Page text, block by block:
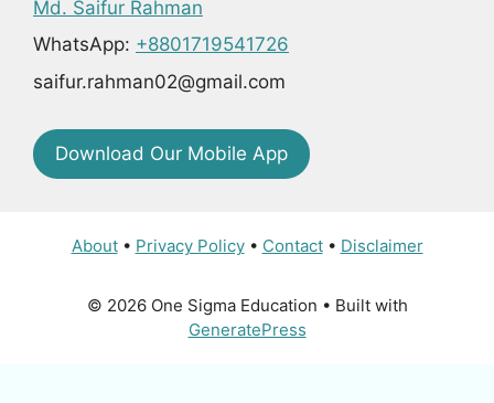
Md. Saifur Rahman
WhatsApp: +8801719541726
saifur.rahman02@gmail.com
Download Our Mobile App
About• Privacy Policy• Contact• Disclaimer
© 2026 One Sigma Education • Built with
GeneratePress